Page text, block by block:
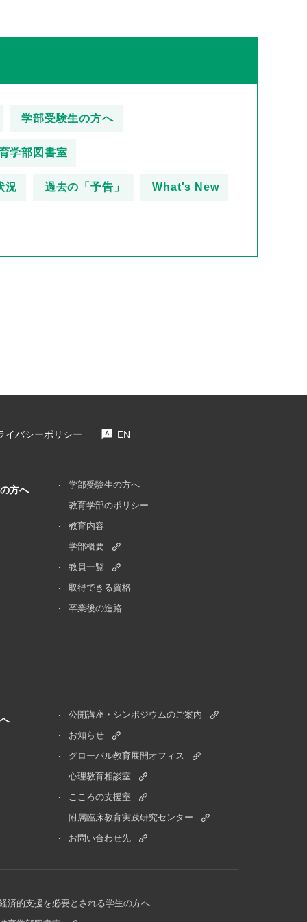
学部受験生の方へ
学部図書室
況 過去の「予告」 What's New
イバシーポリシー EN
方へ
学部受験生の方へ
教育学部のポリシー
教育内容
学部概要
教員一覧
取得できる資格
卒業後の進路
公開講座・シンポジウムのご案内
お知らせ
グローバル教育展開オフィス
心理教育相談室
こころの支援室
附属臨床教育実践研究センター
お問い合わせ先
済的支援を必要とされる学生の方へ